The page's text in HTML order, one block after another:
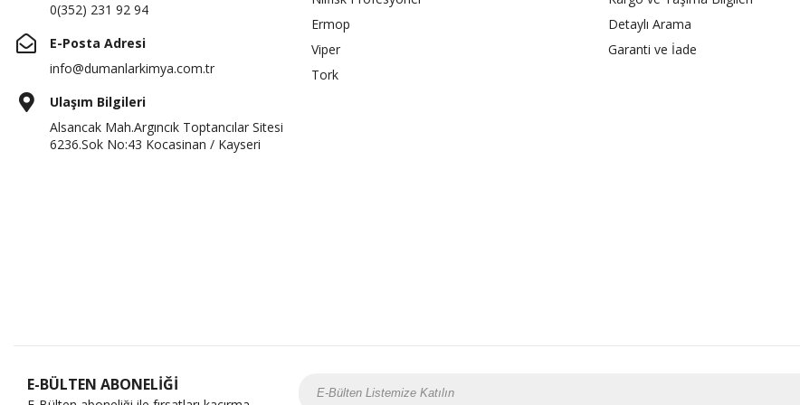
0(352) 231 92 94
E-Posta Adresi
info@dumanlarkimya.com.tr
Ulaşım Bilgileri
Alsancak Mah.Argıncık Toptancılar Sitesi
6236.Sok No:43 Kocasinan / Kayseri
Ermop
Viper
Tork
Detaylı Arama
Garanti ve İade
E-BÜLTEN ABONELİĞİ